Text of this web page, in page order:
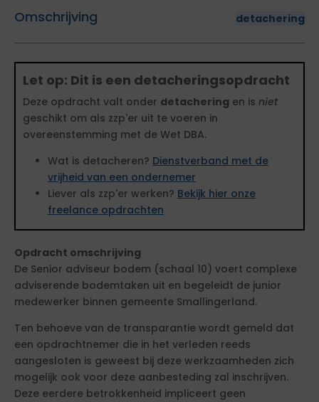
Omschrijving detachering
Let op: Dit is een detacheringsopdracht
Deze opdracht valt onder detachering en is niet
geschikt om als zzp'er uit te voeren in
overeenstemming met de Wet DBA.
Wat is detacheren? Dienstverband met de
vrijheid van een ondernemer
Liever als zzp'er werken? Bekijk hier onze
freelance opdrachten
Opdracht omschrijving
De Senior adviseur bodem (schaal 10) voert complexe
adviserende bodemtaken uit en begeleidt de junior
medewerker binnen gemeente Smallingerland.
Ten behoeve van de transparantie wordt gemeld dat
een opdrachtnemer die in het verleden reeds
aangesloten is geweest bij deze werkzaamheden zich
mogelijk ook voor deze aanbesteding zal inschrijven.
Deze eerdere betrokkenheid impliceert geen